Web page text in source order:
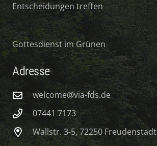
Entscheidungen treffen
Gottesdienst im Grünen
Adresse
welcome@via-fds.de
07441 7173
Wallstr. 3-5, 72250 Freudenstadt